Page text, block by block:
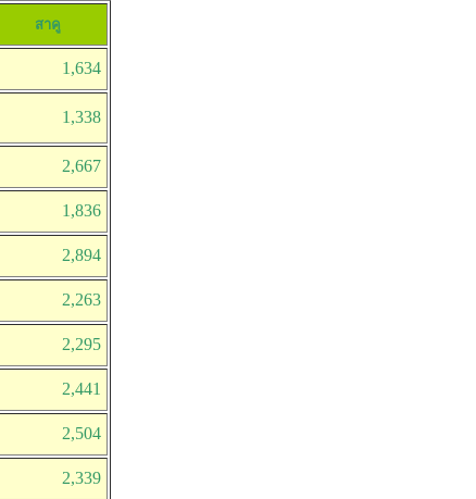
สาคู
1,634
1,338
2,667
1,836
2,894
2,263
2,295
2,441
2,504
2,339